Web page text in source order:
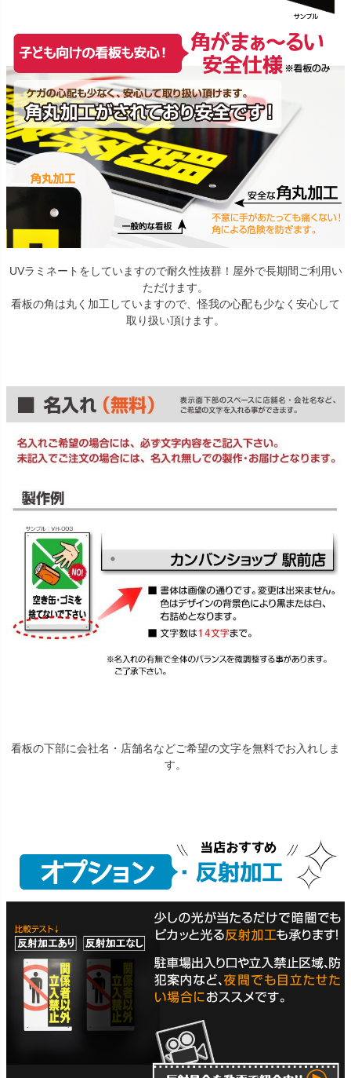
UVラミネートをしていますので耐久性抜群！屋外で長期間ご利用い
ただけます。
看板の角は丸く加工していますので、怪我の心配も少なく安心して
取り扱い頂けます。
看板の下部に会社名・店舗名などご希望の文字を無料でお入れしま
す。